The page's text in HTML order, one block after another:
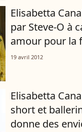
Elisabetta
par Steve-O à
amour pour la
19 avril 2012
Elisabetta
short et
donne des